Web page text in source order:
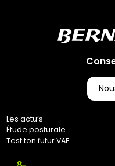
nous contacter au
70 rue du Clair Bocage
85000, Mouilleron-Le-Captif
Les actu’s
Étude posturale
Test ton futur VAE